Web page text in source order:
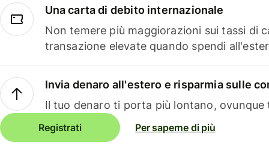
Una carta di debito internazionale
Non temere più maggiorazioni sui tassi di
transazione elevate quando spendi
Invia denaro all'estero e risparmia sulle
Il tuo denaro ti porta più lontano, ovunque
Registrati Per saperne di più